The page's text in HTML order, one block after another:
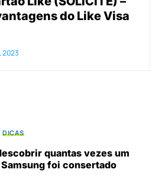
do Like Visa
2023
DICAS
quantas vezes um
foi consertado